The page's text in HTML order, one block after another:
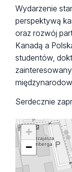
Wydarzenie
perspektywą
oraz rozwój
Kanadą a
studentów,
Serdecznie
+
−